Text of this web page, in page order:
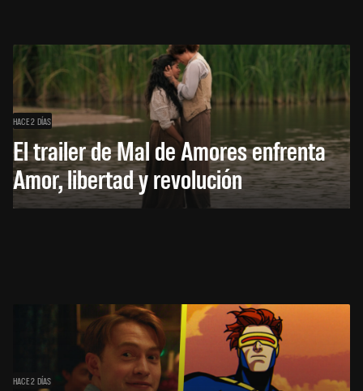
HACE 2 DÍAS
El trailer de Mal de Amores enfrenta
Amor, libertad y revolución
HACE 2 DÍAS